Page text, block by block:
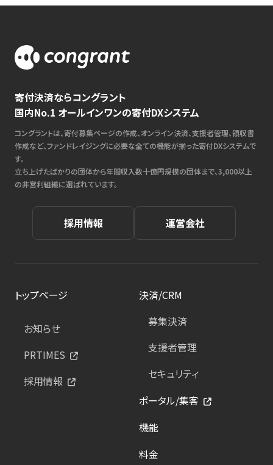
寄付決済ならコングラント
国内No.1 オールインワンの寄付DXシステム
コングラントは、寄付募集ページの作成、オンライン決済、支援者管理、領収書
作成など、ファンドレイジングに必要な全ての機能が揃った寄付DXシステムで
す。
立ち上げたばかりの団体から年間収入数十億円規模の団体まで、3,000以上
の非営利組織に選ばれています。
採用情報 運営会社
トップページ
お知らせ
PRTIMES
採用情報
決済/CRM
募集決済
支援者管理
セキュリティ
ポータル/集客
機能
料金